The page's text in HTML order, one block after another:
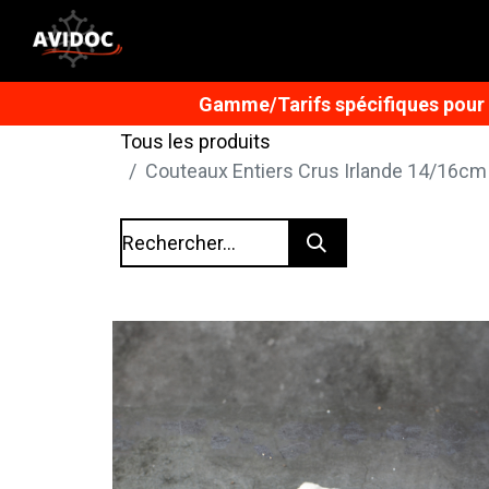
Gamme/Tarifs spécifiques
Tous les produits
Couteaux Entiers Crus Irlande 14/